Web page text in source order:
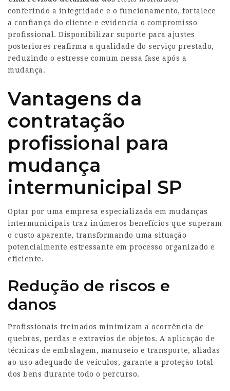
conferindo a integridade e o funcionamento, fortalece
a confiança do cliente e evidencia o compromisso
profissional. Disponibilizar suporte para ajustes
posteriores reafirma a qualidade do serviço prestado,
reduzindo o estresse comum nessa fase após a
mudança.
Vantagens da
contratação
profissional para
mudança
intermunicipal SP
Optar por uma empresa especializada em mudanças
intermunicipais traz inúmeros benefícios que superam
o custo aparente, transformando uma situação
potencialmente estressante em processo organizado e
eficiente.
Redução de riscos e
danos
Profissionais treinados minimizam a ocorrência de
quebras, perdas e extravios de objetos. A aplicação de
técnicas de embalagem, manuseio e transporte, aliadas
ao uso adequado de veículos, garante a proteção total
dos bens durante todo o percurso.